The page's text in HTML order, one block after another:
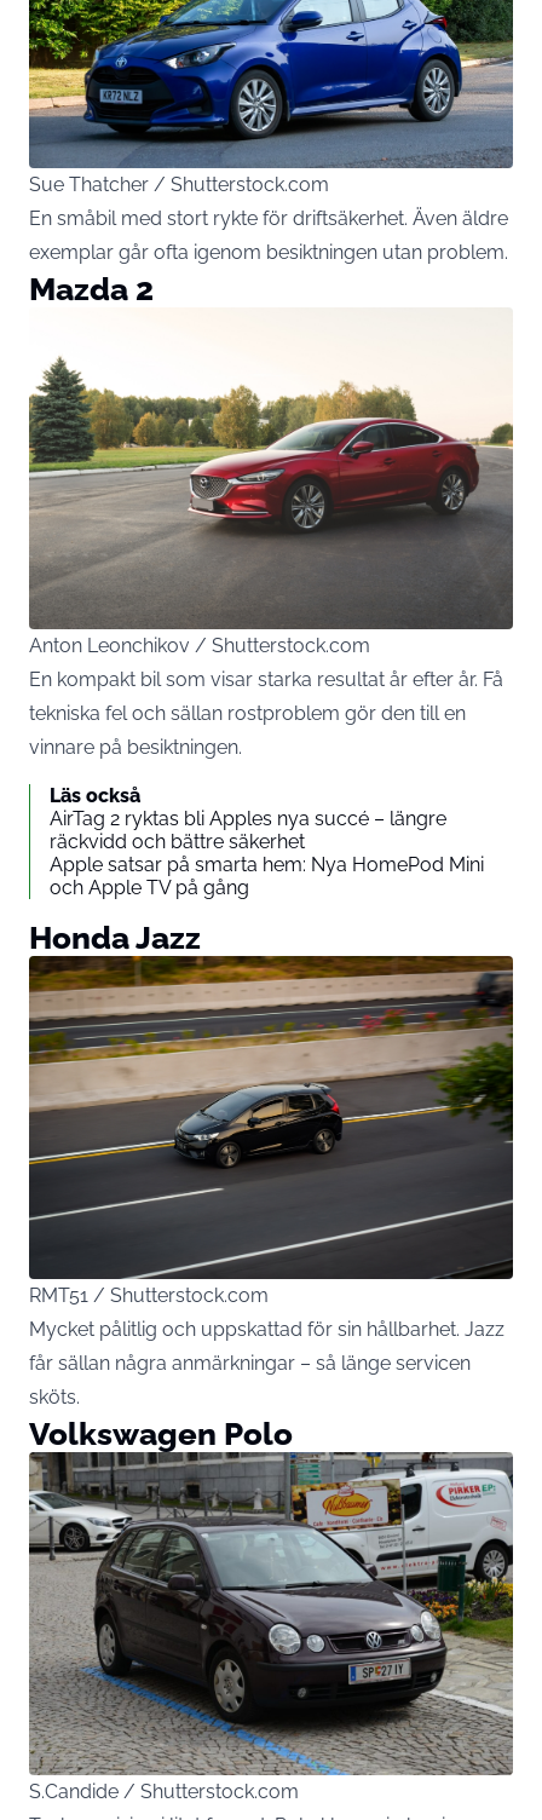
Sue Thatcher / Shutterstock.com
En småbil med stort rykte för driftsäkerhet. Även äldre
exemplar går ofta igenom besiktningen utan problem.
Mazda 2
Anton Leonchikov / Shutterstock.com
En kompakt bil som visar starka resultat år efter år. Få
tekniska fel och sällan rostproblem gör den till en
vinnare på besiktningen.
Läs också
AirTag 2 ryktas bli Apples nya succé – längre
räckvidd och bättre säkerhet
Apple satsar på smarta hem: Nya HomePod Mini
och Apple TV på gång
Honda Jazz
RMT51 / Shutterstock.com
Mycket pålitlig och uppskattad för sin hållbarhet. Jazz
får sällan några anmärkningar – så länge servicen
sköts.
Volkswagen Polo
S.Candide / Shutterstock.com